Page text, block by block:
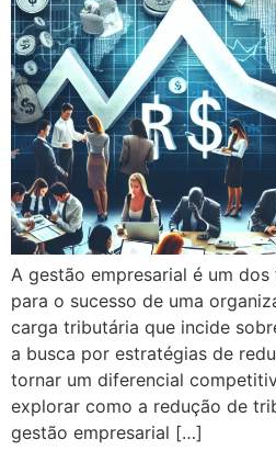
A gestão empresarial é um
para o sucesso de uma
carga tributária que incide
a busca por estratégias de
tornar um diferencial
explorar como a redução de
gestão empresarial […]